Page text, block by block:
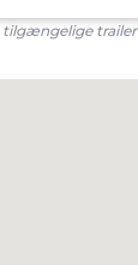
trailer